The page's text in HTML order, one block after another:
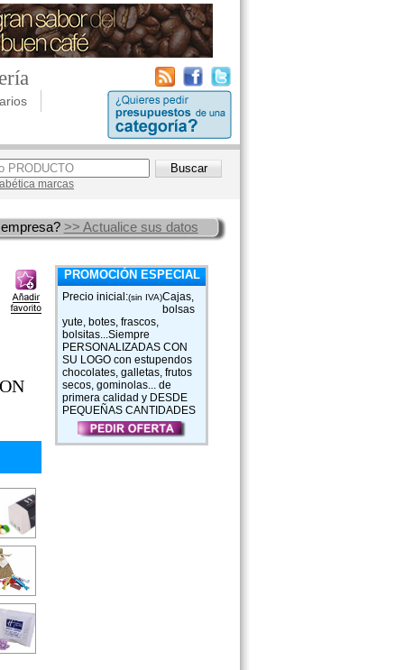
marcas
>> Actualice sus datos
PROMOCIÓN ESPECIAL
Precio inicial:(sin IVA)Cajas,
bolsas
yute, botes, frascos,
bolsitas...Siempre
PERSONALIZADAS CON
SU LOGO con estupendos
chocolates, galletas, frutos
secos, gominolas... de
primera calidad y DESDE
PEQUEÑAS CANTIDADES